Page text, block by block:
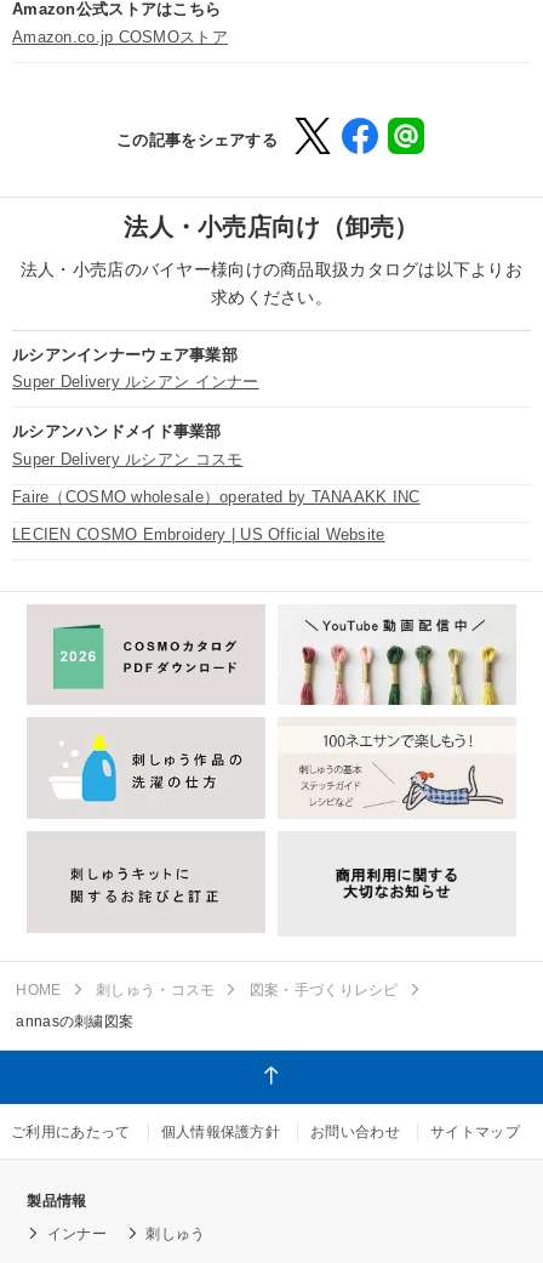
Amazon公式ストアはこちら
Amazon.co.jp COSMOストア
この記事をシェアする
法人・小売店向け（卸売）
法人・小売店のバイヤー様向けの商品取扱カタログは以下よりお
求めください。
ルシアンインナーウェア事業部
Super Delivery ルシアン インナー
ルシアンハンドメイド事業部
Super Delivery ルシアン コスモ
Faire（COSMO wholesale）operated by TANAAKK INC
LECIEN COSMO Embroidery | US Official Website
HOME 刺しゅう・コスモ
図案・手づくりレシピ
annasの刺繍図案
ご利用にあたって 個人情報保護方針 お問い合わせ サイトマップ
製品情報
インナー
刺しゅう